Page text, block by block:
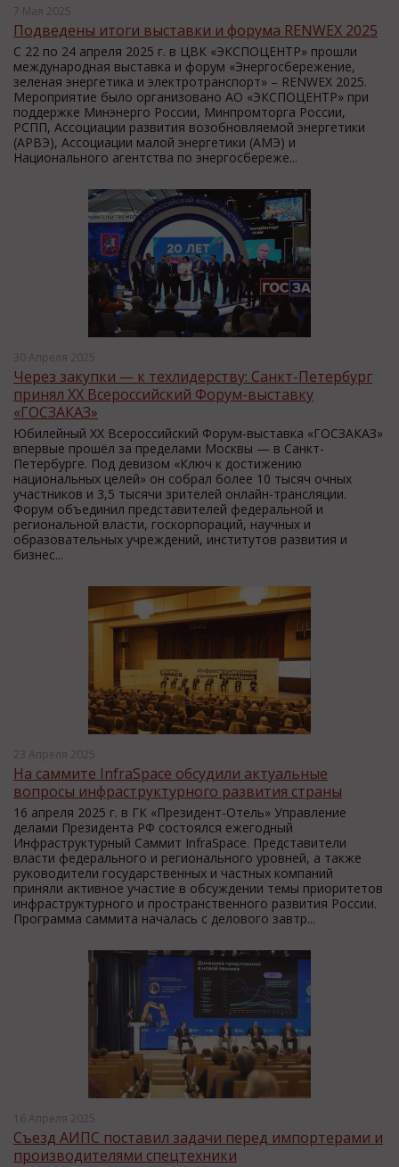
7 Мая 2025
Подведены итоги выставки и форума RENWEX 2025
С 22 по 24 апреля 2025 г. в ЦВК «ЭКСПОЦЕНТР» прошли
международная выставка и форум «Энергосбережение,
зеленая энергетика и электротранспорт» – RENWEX 2025.
Мероприятие было организовано АО «ЭКСПОЦЕНТР» при
поддержке Минэнерго России, Минпромторга России,
РСПП, Ассоциации развития возобновляемой энергетики
(АРВЭ), Ассоциации малой энергетики (АМЭ) и
Национального агентства по энергосбереже...
30 Апреля 2025
Через закупки — к техлидерству: Санкт-Петербург
принял XX Всероссийский Форум-выставку
«ГОСЗАКАЗ»
Юбилейный XX Всероссийский Форум-выставка «ГОСЗАКАЗ»
впервые прошёл за пределами Москвы — в Санкт-
Петербурге. Под девизом «Ключ к достижению
национальных целей» он собрал более 10 тысяч очных
участников и 3,5 тысячи зрителей онлайн-трансляции.
Форум объединил представителей федеральной и
региональной власти, госкорпораций, научных и
образовательных учреждений, институтов развития и
бизнес...
23 Апреля 2025
На саммите InfraSpace обсудили актуальные
вопросы инфраструктурного развития страны
16 апреля 2025 г. в ГК «Президент-Отель» Управление
делами Президента РФ состоялся ежегодный
Инфраструктурный Саммит InfraSpace. Представители
власти федерального и регионального уровней, а также
руководители государственных и частных компаний
приняли активное участие в обсуждении темы приоритетов
инфраструктурного и пространственного развития России.
Программа саммита началась с делового завтр...
16 Апреля 2025
Съезд АИПС поставил задачи перед импортерами и
производителями спецтехники